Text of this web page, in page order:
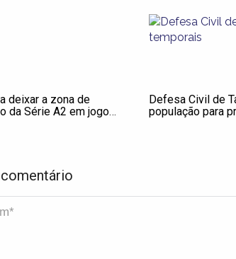
deixar a zona de
da Série A2 em jogo
Defesa Civil de
população para